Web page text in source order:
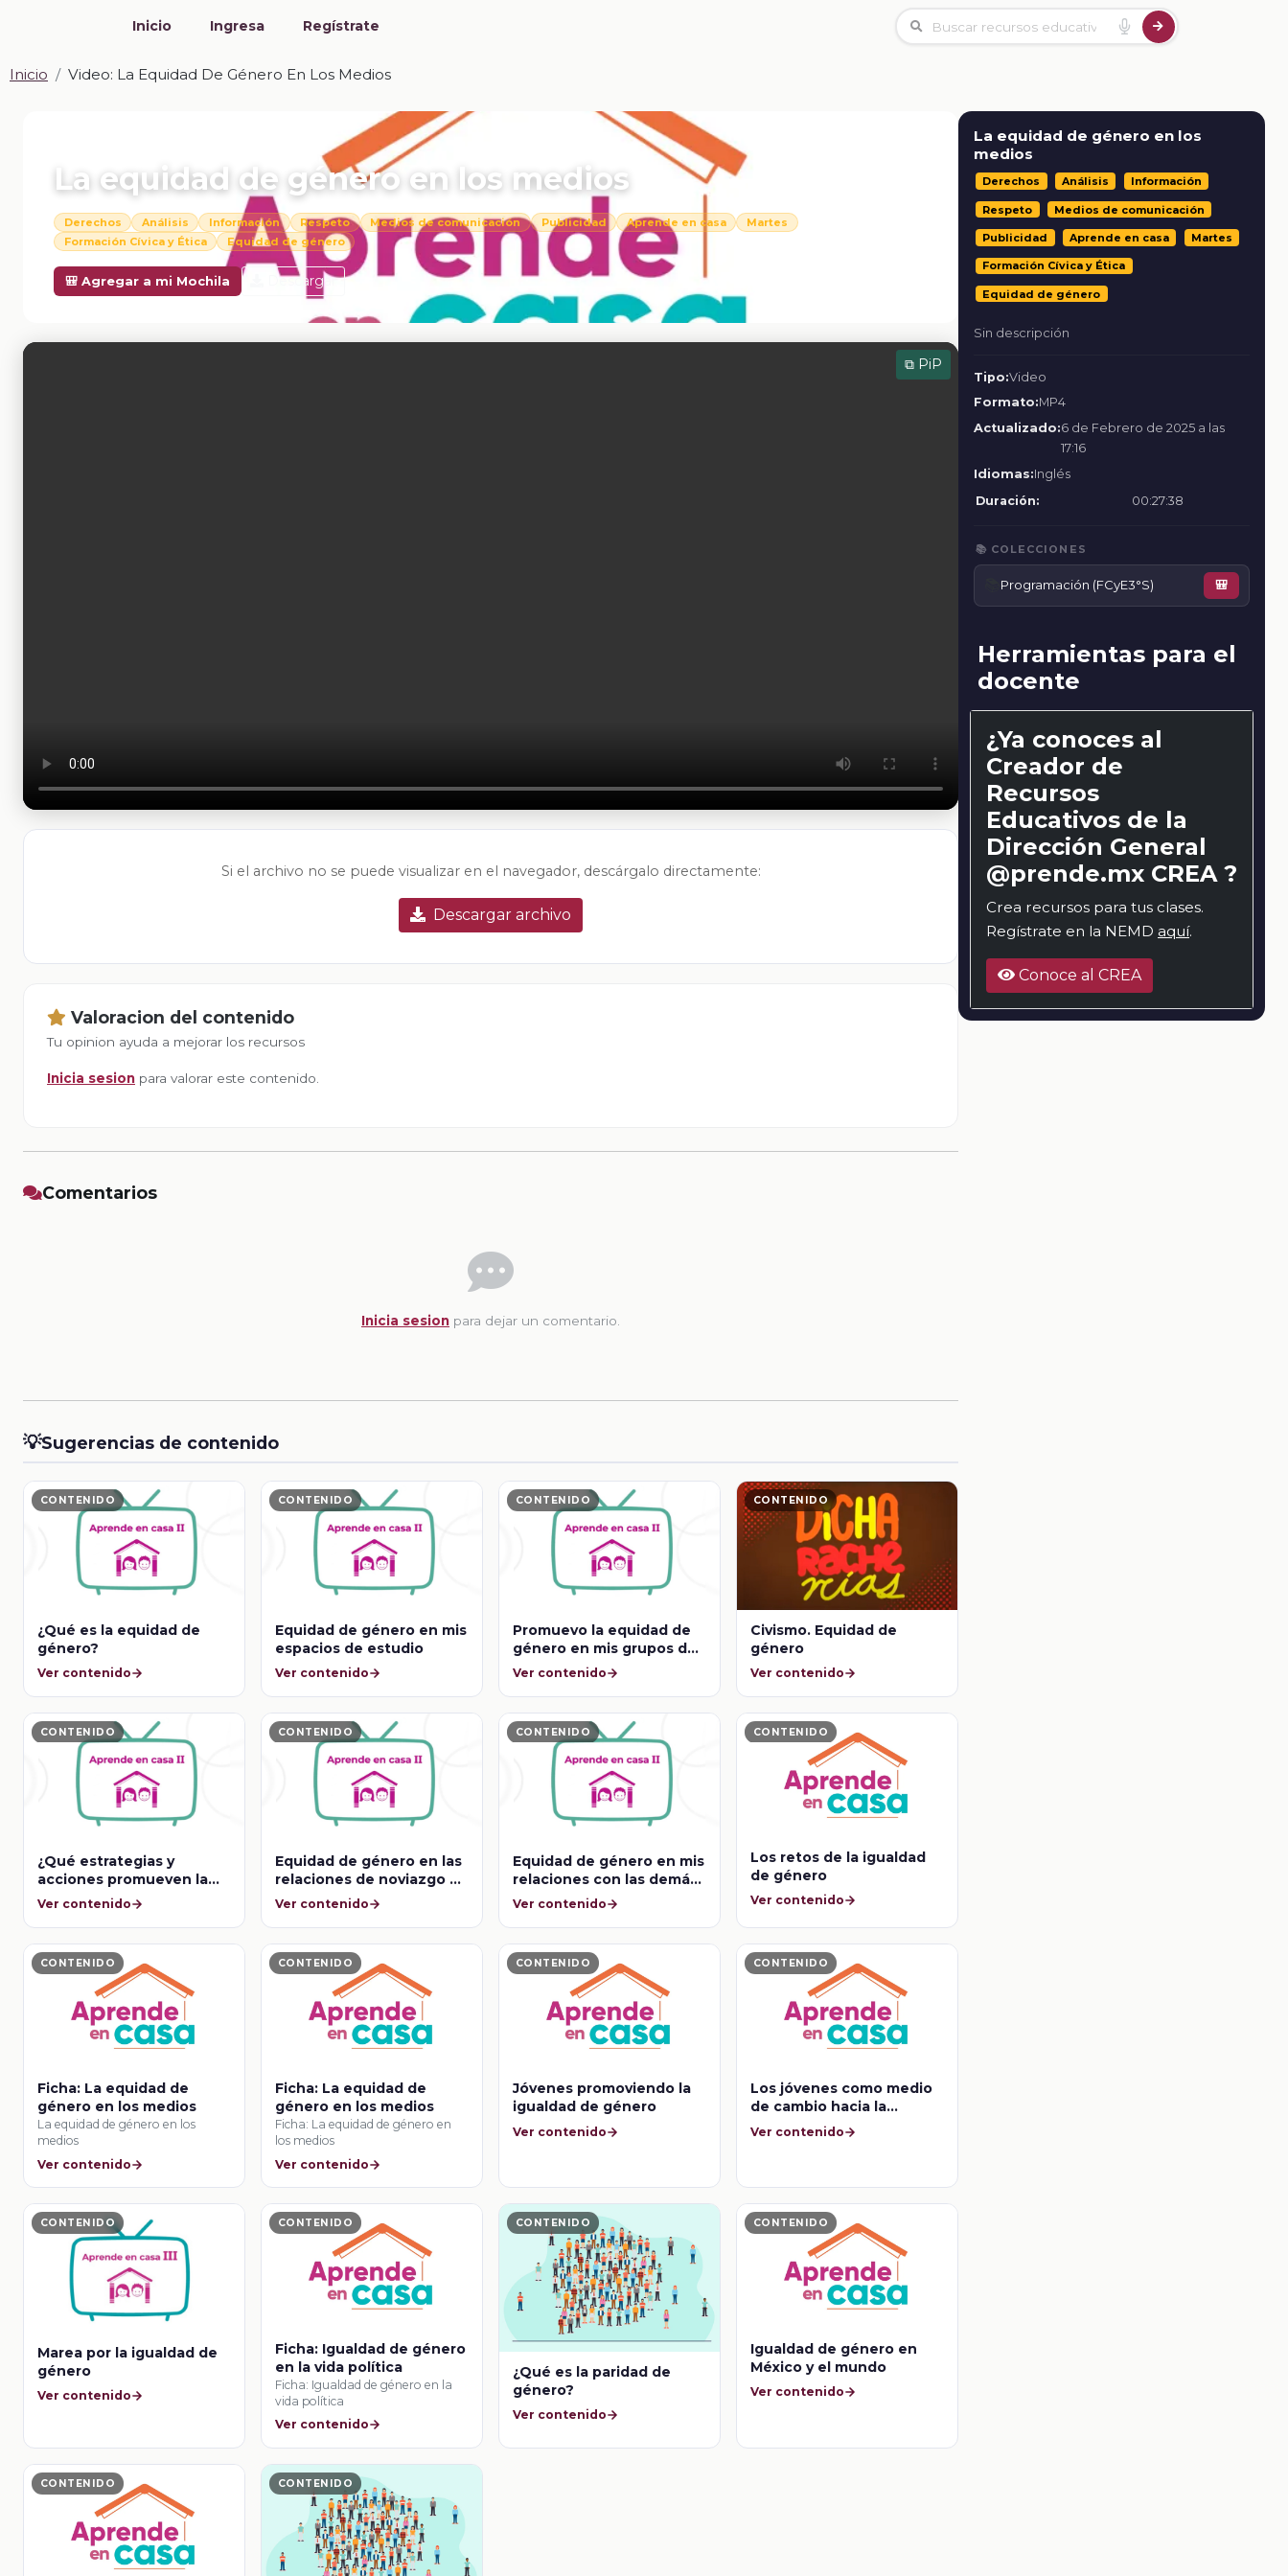
Inicio Ingresa Regístrate
Inicio Video: La Equidad De Género En Los Medios
La equidad de género en los medios
Derechos Análisis Información Respeto Medios de comunicación Publicidad Aprende en casa
Martes
Formación Cívica y Ética
Equidad de género
🎒 Agregar a mi Mochila Descargar
⧉ PiP
Si el archivo no se puede visualizar en el navegador, descárgalo directamente:
Descargar archivo
Valoracion del contenido
Tu opinion ayuda a mejorar los recursos
Inicia sesion para valorar este contenido.
Comentarios
Inicia sesion para dejar un comentario.
💡Sugerencias de contenido
CONTENIDO
¿Qué es la equidad de
género?
Ver contenido
CONTENIDO
Equidad de género en mis
espacios de estudio
Ver contenido
CONTENIDO
Promuevo la equidad de
género en mis grupos de
pertenencia
Ver contenido
CONTENIDO
Civismo. Equidad de
género
Ver contenido
CONTENIDO
¿Qué estrategias y
acciones promueven la
equidad de género?
Ver contenido
CONTENIDO
Equidad de género en las
relaciones de noviazgo y
de pareja
Ver contenido
CONTENIDO
Equidad de género en mis
relaciones con las demás
personas
Ver contenido
CONTENIDO
Los retos de la igualdad
de género
Ver contenido
CONTENIDO
Ficha: La equidad de
género en los medios
La equidad de género en los
medios
Ver contenido
CONTENIDO
Ficha: La equidad de
género en los medios
Ficha: La equidad de género en
los medios
Ver contenido
CONTENIDO
Jóvenes promoviendo la
igualdad de género
Ver contenido
CONTENIDO
Los jóvenes como medio
de cambio hacia la
igualdad de género
Ver contenido
CONTENIDO
Marea por la igualdad de
género
Ver contenido
CONTENIDO
Ficha: Igualdad de género
en la vida política
Ficha: Igualdad de género en la
vida política
Ver contenido
CONTENIDO
¿Qué es la paridad de
género?
Ver contenido
CONTENIDO
Igualdad de género en
México y el mundo
Ver contenido
CONTENIDO CONTENIDO
La equidad de género en los
medios
Derechos Análisis Información
Respeto Medios de comunicación
Publicidad Aprende en casa Martes
Formación Cívica y Ética
Equidad de género
Sin descripción
Tipo:Video
Formato:MP4
Actualizado:6 de Febrero de 2025 a las
17:16
Idiomas:Inglés
Duración:
00:27:38
📚 COLECCIONES
Programación (FCyE3°S) 🎒
Herramientas para el
docente
¿Ya conoces al
Creador de
Recursos
Educativos de la
Dirección General
@prende.mx CREA ?
Crea recursos para tus clases.
Regístrate en la NEMD aquí.
Conoce al CREA